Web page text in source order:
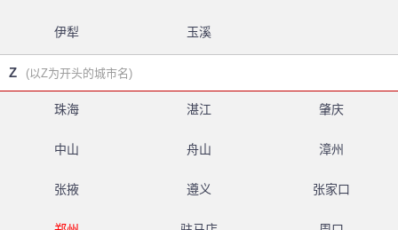
伊犁 玉溪
Z (以Z为开头的城市名)
珠海 湛江 肇庆
中山 舟山 漳州
张掖 遵义 张家口